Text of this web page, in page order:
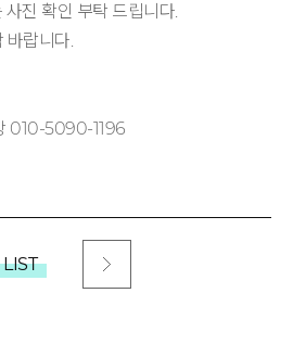
사진 확인 부탁 드립니다.
바랍니다.
010-5090-1196
LIST